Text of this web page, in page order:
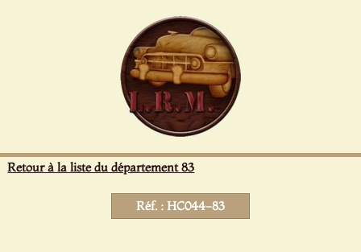
Retour à la liste du département 83
Réf. : HC044-83